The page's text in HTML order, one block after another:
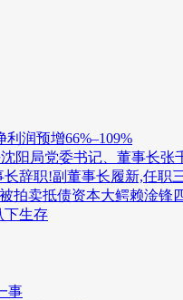
润预增66%–109%
阳局党委书记、董事长张
辞职!副董事长履新,任职
拍卖抵债资本大鳄赖淦锋
下生存
事